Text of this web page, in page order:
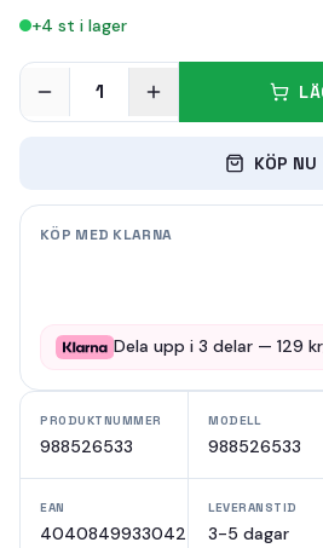
+4 st i lager
1
KÖP NU
KÖP MED KLARNA
Dela upp i 3 delar — 129
PRODUKTNUMMER
988526533
MODELL
988526533
EAN
4040849933042
LEVERANSTID
3-5 dagar